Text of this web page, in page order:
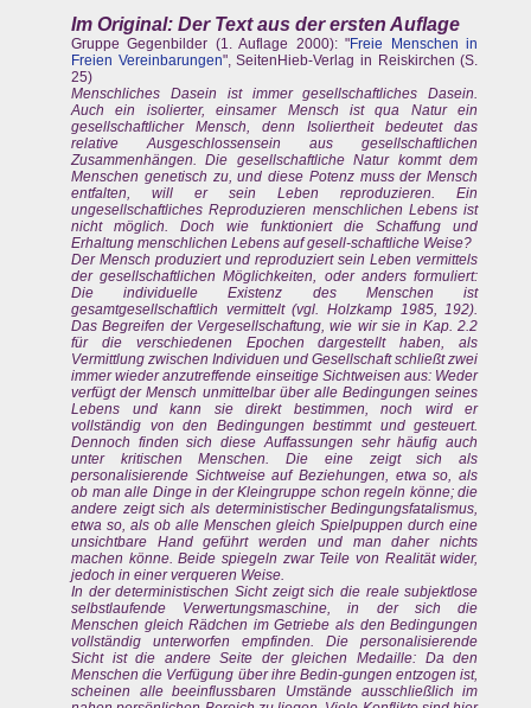
Im Original: Der Text aus der ersten Auflage
Gruppe Gegenbilder (1. Auflage 2000): "Freie Menschen in
Freien Vereinbarungen", SeitenHieb-Verlag in Reiskirchen (S.
25)
Menschliches Dasein ist immer gesellschaftliches Dasein.
Auch ein isolierter, einsamer Mensch ist qua Natur ein
gesellschaftlicher Mensch, denn Isoliertheit bedeutet das
relative Ausgeschlossensein aus gesellschaftlichen
Zusammenhängen. Die gesellschaftliche Natur kommt dem
Menschen genetisch zu, und diese Potenz muss der Mensch
entfalten, will er sein Leben reproduzieren. Ein
ungesellschaftliches Reproduzieren menschlichen Lebens ist
nicht möglich. Doch wie funktioniert die Schaffung und
Erhaltung menschlichen Lebens auf gesell-schaftliche Weise?
Der Mensch produziert und reproduziert sein Leben vermittels
der gesellschaftlichen Möglichkeiten, oder anders formuliert:
Die individuelle Existenz des Menschen ist
gesamtgesellschaftlich vermittelt (vgl. Holzkamp 1985, 192).
Das Begreifen der Vergesellschaftung, wie wir sie in Kap. 2.2
für die verschiedenen Epochen dargestellt haben, als
Vermittlung zwischen Individuen und Gesellschaft schließt zwei
immer wieder anzutreffende einseitige Sichtweisen aus: Weder
verfügt der Mensch unmittelbar über alle Bedingungen seines
Lebens und kann sie direkt bestimmen, noch wird er
vollständig von den Bedingungen bestimmt und gesteuert.
Dennoch finden sich diese Auffassungen sehr häufig auch
unter kritischen Menschen. Die eine zeigt sich als
personalisierende Sichtweise auf Beziehungen, etwa so, als
ob man alle Dinge in der Kleingruppe schon regeln könne; die
andere zeigt sich als deterministischer Bedingungsfatalismus,
etwa so, als ob alle Menschen gleich Spielpuppen durch eine
unsichtbare Hand geführt werden und man daher nichts
machen könne. Beide spiegeln zwar Teile von Realität wider,
jedoch in einer verqueren Weise.
In der deterministischen Sicht zeigt sich die reale subjektlose
selbstlaufende Verwertungsmaschine, in der sich die
Menschen gleich Rädchen im Getriebe als den Bedingungen
vollständig unterworfen empfinden. Die personalisierende
Sicht ist die andere Seite der gleichen Medaille: Da den
Menschen die Verfügung über ihre Bedin-gungen entzogen ist,
scheinen alle beeinflussbaren Umstände ausschließlich im